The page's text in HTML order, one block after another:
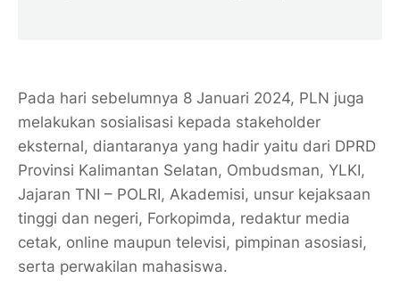
Pada hari sebelumnya 8 Januari 2024, PLN juga
melakukan sosialisasi kepada stakeholder
eksternal, diantaranya yang hadir yaitu dari DPRD
Provinsi Kalimantan Selatan, Ombudsman, YLKI,
Jajaran TNI – POLRI, Akademisi, unsur kejaksaan
tinggi dan negeri, Forkopimda, redaktur media
cetak, online maupun televisi, pimpinan asosiasi,
serta perwakilan mahasiswa.